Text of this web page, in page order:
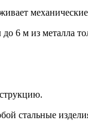
до 6 м из металла
стальные